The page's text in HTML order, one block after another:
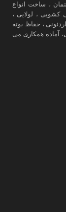
، ساخت انواع
، لولایی ،
، حفاظ بوته
آماده همکاری می